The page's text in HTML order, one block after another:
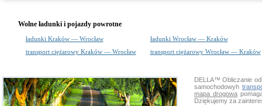
Wolne ładunki i pojazdy powrotne
ładunki Kraków — Wrocław
ładunki Wrocław — Kraków
transport ciężarowy Kraków — Wrocław
transport ciężarowy Wrocław — Kraków
DELLA™Obliczanie
samochodowyh
mapa drogowa
Dziękujemy za